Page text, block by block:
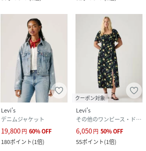
Levi's
デニムジャケット
19,800円 60%OFF
180ポイント(1倍)
クーポン対象
Levi's
その他のワンピース・ドレス
6,050円 50%OFF
55ポイント(1倍)